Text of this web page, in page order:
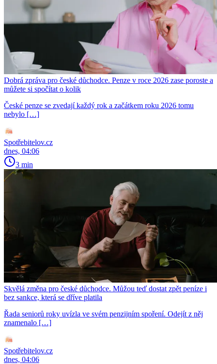
Dobrá zpráva pro české důchodce. Penze v roce 2026 zase poroste a
můžete si spočítat o kolik
České penze se zvedají každý rok a začátkem roku 2026 tomu
nebylo […]
Spotřebitelov.cz
dnes, 04:06
3 min
Skvělá změna pro české důchodce. Můžou teď dostat zpět peníze i
bez sankce, která se dříve platila
Řada seniorů roky uvízla ve svém penzijním spoření. Odejít z něj
znamenalo […]
Spotřebitelov.cz
dnes, 04:06